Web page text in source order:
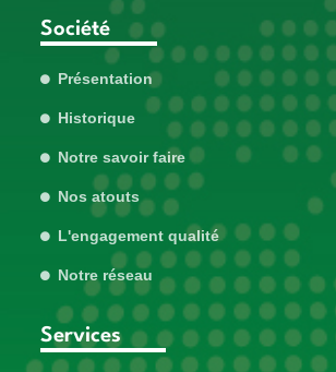
Société
Présentation
Historique
Notre savoir faire
Nos atouts
L'engagement qualité
Notre réseau
Services